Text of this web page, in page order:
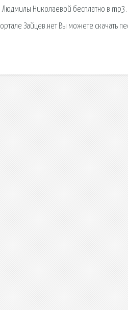
Николаевой бесплатно в
Зайцев.нет Вы можете скачать